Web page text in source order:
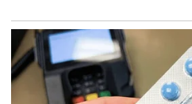
Ã
O
D
E
P